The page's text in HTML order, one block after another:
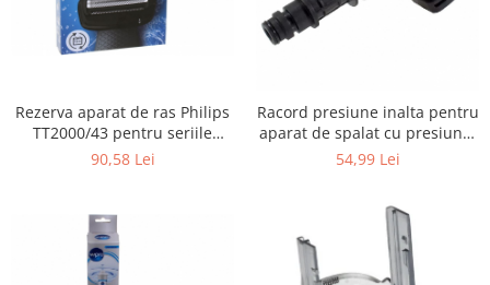
Gaming, Carti & Birotica
Birotica & Papetarie
Ingrijire personala & Cosmetice
Accesorii aparate de ras electrice
Accesorii aparate hair styling
personala
Aparate cosmetice
Articole Sanatate si Wellness
Rezerva aparat de ras Philips
TT2000/43 pentru seriile
Bodygroom 3000/5000/7000 si
90,58 Lei
Racord presiune inalta pentru
aparat de spalat cu presiune,
KARCHER 9.013-355.0, K4/K5
54,99 Lei